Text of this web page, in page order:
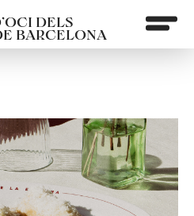
DELS
BARCELONA